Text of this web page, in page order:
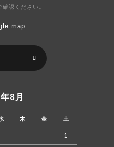
確認ください。
map
8月
木 金 土
1